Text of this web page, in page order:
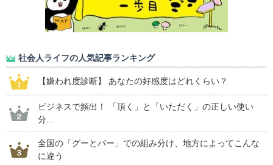
社会人ライフの人気記事ランキング
【嫌われ度診断】 あなたの好感度はどれくらい？
ビジネスで頻出！ 「頂く」と「いただく」の正しい使い
分...
全国の「グーとパー」での組み分け、地方によってこんな
に違う